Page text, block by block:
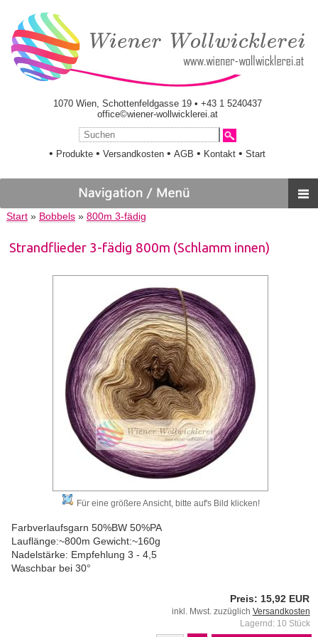
1070 Wien, Schottenfeldgasse 19 • +43 1 5240437
office©wiener-wollwicklerei.at
• Produkte •Versandkosten •AGB • Kontakt •Start
Start» Bobbels» 800m 3-fädig
Strandflieder 3-fädig 800m (Schlamm innen)
Für eine größere Ansicht, bitte auf's Bild klicken!
Farbverlaufsgarn 50%BW 50%PA
Lauflänge:~800m Gewicht:~160g
Nadelstärke: Empfehlung 3 - 4,5
Waschbar bei 30°
Preis: 15,92 EUR
inkl. Mwst. zuzüglich Versandkosten
Lagernd: 10 Stück